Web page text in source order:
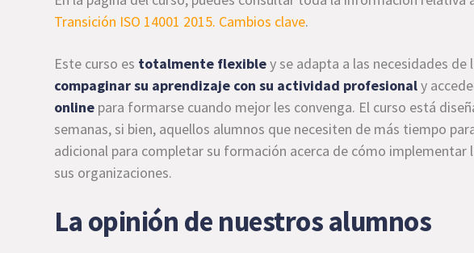
Transición ISO 14001 2015. Cambios clave.
Este curso es totalmente flexibley se adapta a las necesidades
compaginar su aprendizaje con su actividad profesionaly
online para formarse cuando mejor les convenga. El curso está
semanas, si bien, aquellos alumnos que necesiten de más tiempo
adicional para completar su formación acerca de cómo implementar
sus organizaciones.
La opinión de nuestros alumnos